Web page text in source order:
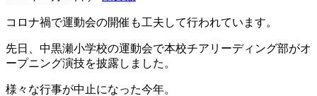
コロナ禍で運動会の開催も工夫して行われています。
先日、中黒瀬小学校の運動会で本校チアリーディング部がオ
ープニング演技を披露しました。
様々な行事が中止になった今年。